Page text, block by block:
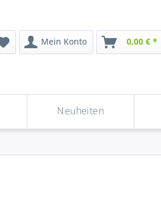
Mein Konto 0,00 € *
Neuheiten